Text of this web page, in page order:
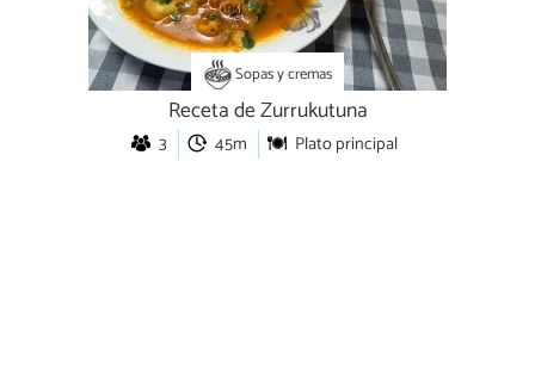
Sopas y cremas
Receta de Zurrukutuna
3 45m Plato principal